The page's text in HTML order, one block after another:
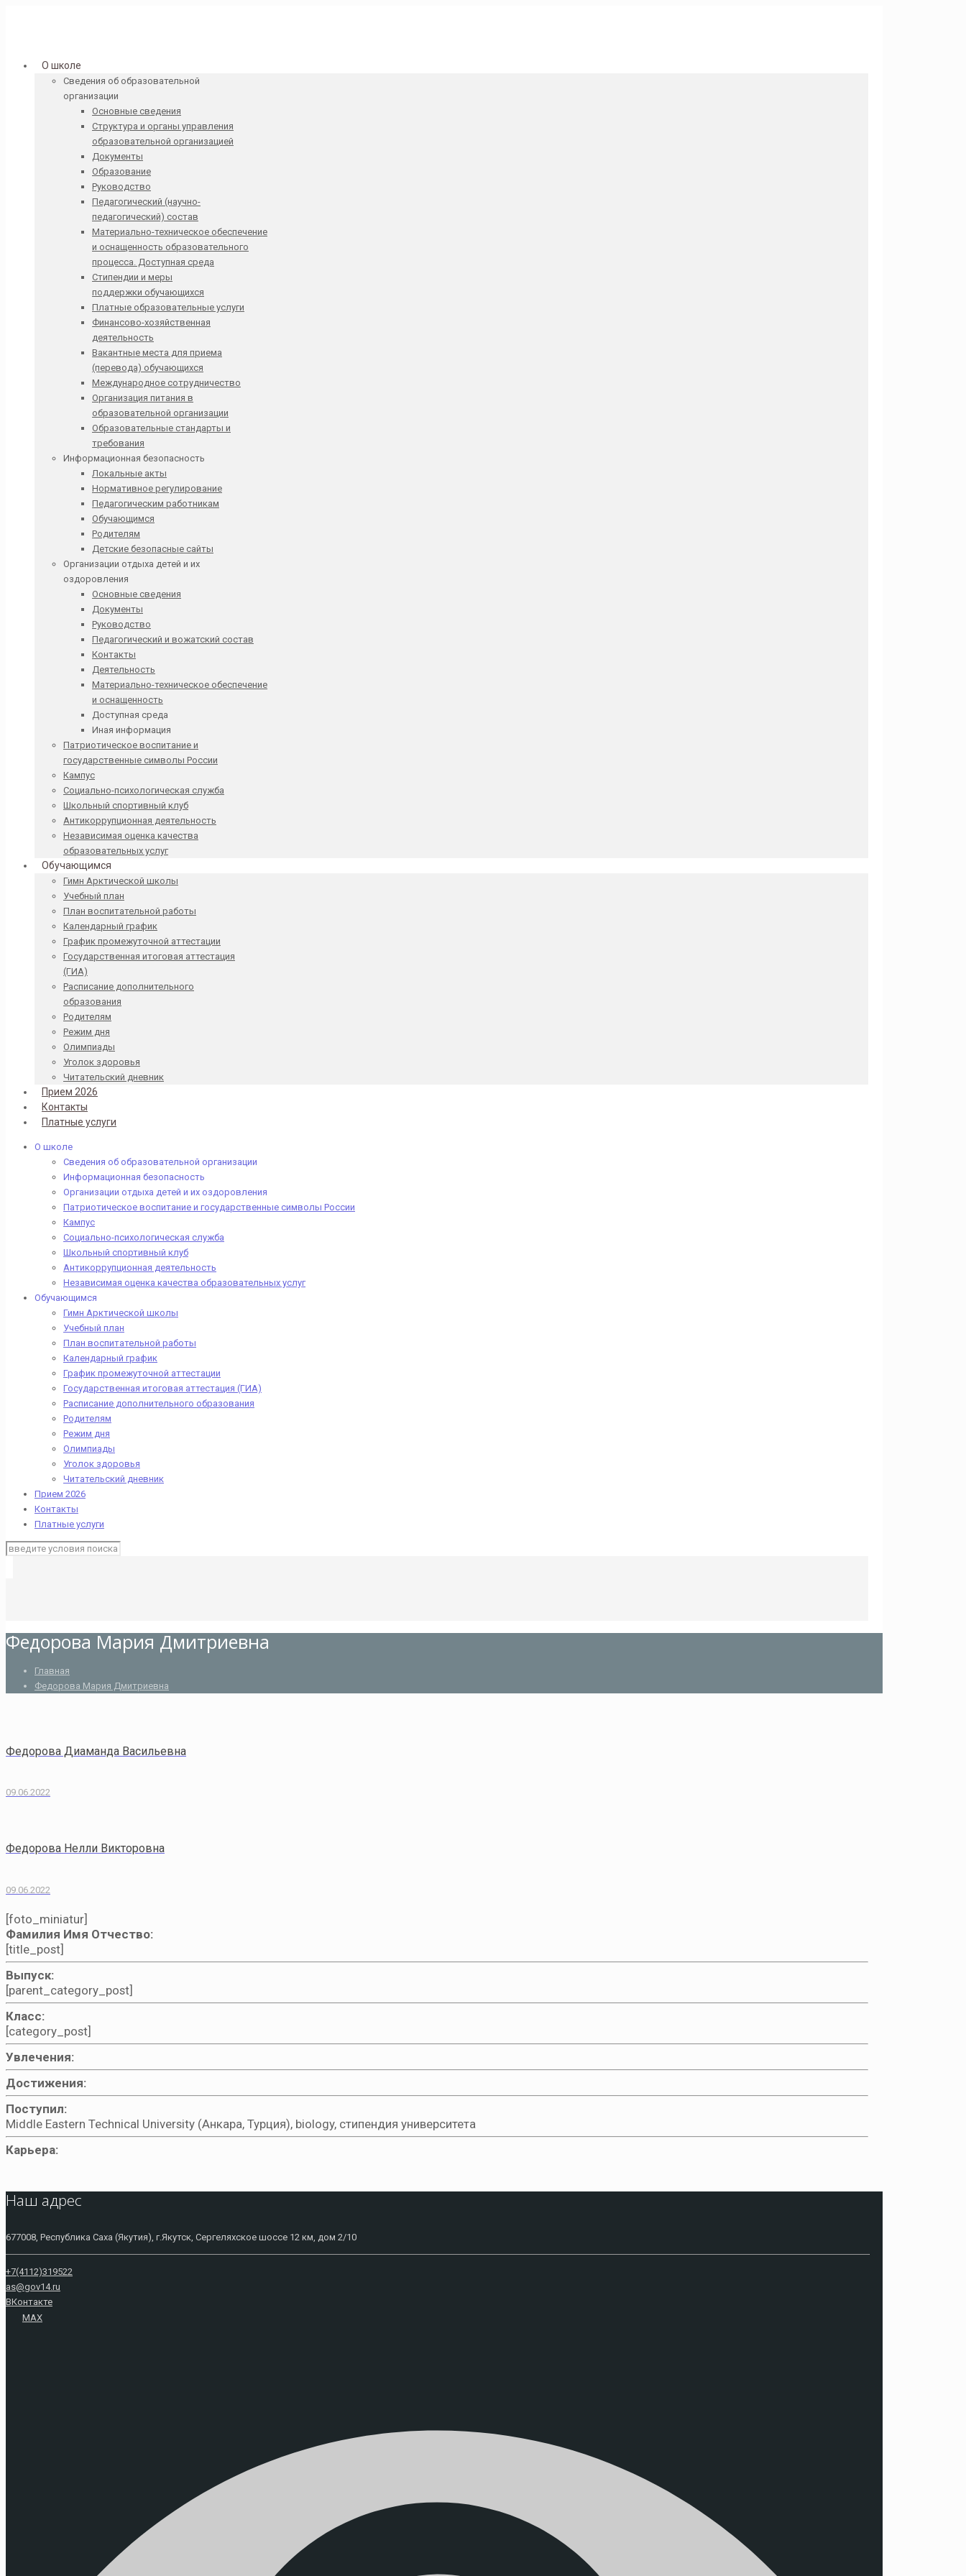
О школе
Сведения об образовательной
организации
Основные сведения
Структура и органы управления
образовательной организацией
Документы
Образование
Руководство
Педагогический (научно-
педагогический) состав
Материально-техническое обеспечение
и оснащенность образовательного
процесса. Доступная среда
Стипендии и меры
поддержки обучающихся
Платные образовательные услуги
Финансово-хозяйственная
деятельность
Вакантные места для приема
(перевода) обучающихся
Международное сотрудничество
Организация питания в
образовательной организации
Образовательные стандарты и
требования
Информационная безопасность
Локальные акты
Нормативное регулирование
Педагогическим работникам
Обучающимся
Родителям
Детские безопасные сайты
Организации отдыха детей и их
оздоровления
Основные сведения
Документы
Руководство
Педагогический и вожатский состав
Контакты
Деятельность
Материально-техническое обеспечение
и оснащенность
Доступная среда
Иная информация
Патриотическое воспитание и
государственные символы России
Кампус
Социально-психологическая служба
Школьный спортивный клуб
Антикоррупционная деятельность
Независимая оценка качества
образовательных услуг
Обучающимся
Гимн Арктической школы
Учебный план
План воспитательной работы
Календарный график
График промежуточной аттестации
Государственная итоговая аттестация
(ГИА)
Расписание дополнительного
образования
Родителям
Режим дня
Олимпиады
Уголок здоровья
Читательский дневник
Прием 2026
Контакты
Платные услуги
О школе
Сведения об образовательной организации
Информационная безопасность
Организации отдыха детей и их оздоровления
Патриотическое воспитание и государственные символы России
Кампус
Социально-психологическая служба
Школьный спортивный клуб
Антикоррупционная деятельность
Независимая оценка качества образовательных услуг
Обучающимся
Гимн Арктической школы
Учебный план
План воспитательной работы
Календарный график
График промежуточной аттестации
Государственная итоговая аттестация (ГИА)
Расписание дополнительного образования
Родителям
Режим дня
Олимпиады
Уголок здоровья
Читательский дневник
Прием 2026
Контакты
Платные услуги
Федорова Мария Дмитриевна
Главная
Федорова Мария Дмитриевна
Федорова Диаманда Васильевна
09.06.2022
Федорова Нелли Викторовна
09.06.2022
[foto_miniatur]
Фамилия Имя Отчество:
[title_post]
Выпуск:
[parent_category_post]
Класс:
[category_post]
Увлечения:
Достижения:
Поступил:
Middle Eastern Technical University (Aнкара, Турция), biology, стипендия университета
Карьера:
Наш адрес
677008, Республика Саха (Якутия), г.Якутск, Сергеляхское шоссе 12 км, дом 2/10
+7(4112)319522
as@gov14.ru
ВКонтакте
MAX